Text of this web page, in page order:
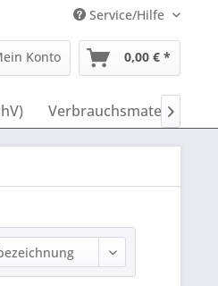
Service/Hilfe
Konto 0,00 € *
Verbrauchsmaterial
